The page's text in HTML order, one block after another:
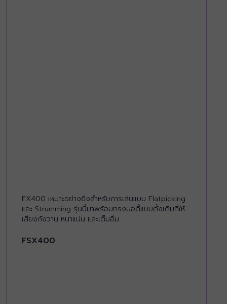
FX400 เหมาะอย่างยิ่งสำหรับการเล่นแบบ Flatpicking
และ Strumming รุ่นนี้มาพร้อมทรงบอดี้แบบดั้งเดิมที่ให้
เสียงกังวาน หนาแน่น และเต็มอิ่ม
FSX400